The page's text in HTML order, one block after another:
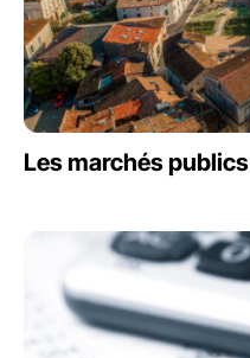
Les marchés publics